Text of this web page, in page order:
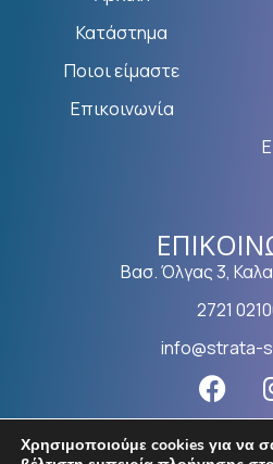
Κατάστημα
Ποιοι είμαστε
Επικοινωνία
Βασ. Όλγας 3,
2721
info@strata-
Χρησιμοποιούμε cookies για να